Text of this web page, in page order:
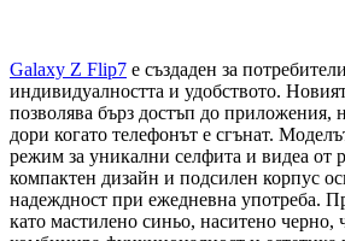
Galaxy Z Flip7 е създаден за
индивидуалността и удобството.
позволява бърз достъп до
дори когато телефонът е сгънат.
режим за уникални селфита и видеа от
компактен дизайн и подсилен корпус
надеждност при ежедневна употреба.
като мастилено синьо, наситено черно,